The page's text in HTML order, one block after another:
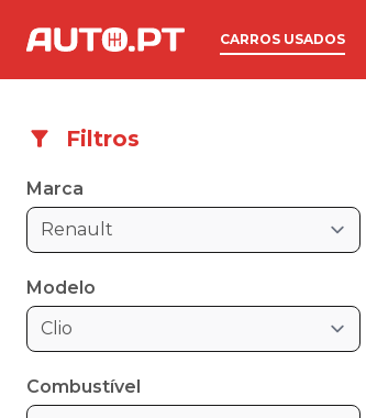
CARROS USADOS
Filtros
Marca
Renault
Modelo
Clio
Combustível